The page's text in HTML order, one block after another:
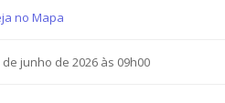
no Mapa
junho de 2026 às 09h00